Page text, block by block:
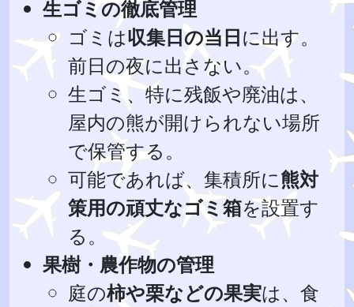
生ゴミの徹底管理
ゴミは収集日の当日に出す。
前日の夜に出さない。
生ゴミ、特に残飯や廃油は、
屋内の熊が開けられない場所
で保管する。
可能であれば、集積所に熊対
策用の頑丈なゴミ箱を設置す
る。
果樹・農作物の管理
庭の柿や栗などの果実は、食